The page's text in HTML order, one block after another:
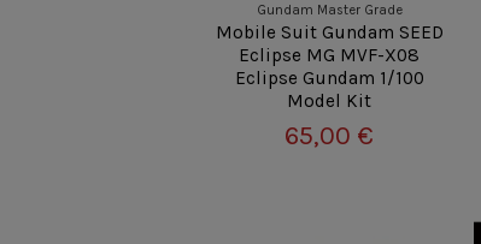
Gundam Master Grade
Mobile Suit Gundam SEED
Eclipse MG MVF-X08
Eclipse Gundam 1/100
Model Kit
65,00 €